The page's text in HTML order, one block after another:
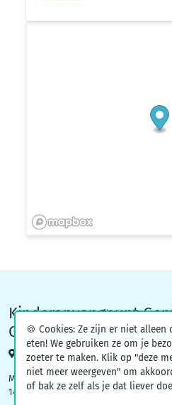
Kinderopvangpunt
Groeiteam
Woodrow Wilsonplein 1, 9000 Gent
Maandag: 09.00u – 12.30u | Dinsdag:
14.00u
🍪 Cookies: Ze zijn er niet alleen
eten! We gebruiken ze om je
zoeter te maken. Klik op "deze
niet meer weergeven" om
of bak ze zelf als je dat liever